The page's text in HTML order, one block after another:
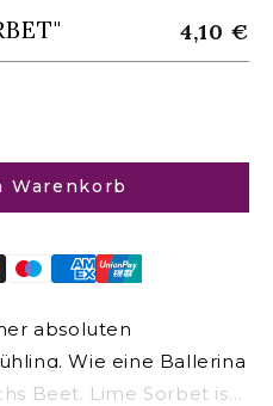
N
o
s
4,10 €
Warenkorb
absoluten
Wie eine Ballerina
Beet. Lime Sorbet ist